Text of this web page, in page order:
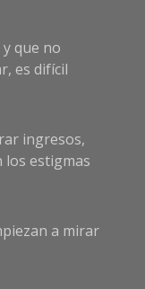
que no
es difícil
ingresos,
los estigmas
a mirar